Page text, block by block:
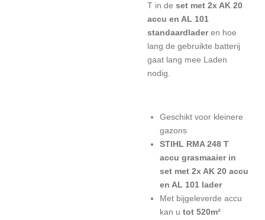
T in de set met 2x AK 20
accu en AL 101
standaardladeren hoe
lang de gebruikte batterij
gaat lang mee Laden
nodig.
Geschikt voor kleinere
gazons
STIHL RMA 248 T
accu grasmaaier in
set met 2x AK 20 accu
en AL 101 lader
Met bijgeleverde accu
kan u tot 520m²